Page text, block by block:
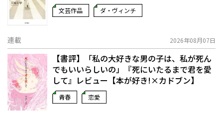
文芸作品 ダ・ヴィンチ
連載 2026年08月07日
【書評】「私の大好きな男の子は、私が死ん
でもいいらしいの」――『死にいたるまで君を愛
して』レビュー【本が好き!×カドブン】
青春 恋愛